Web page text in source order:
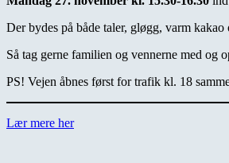
Der bydes på både taler, gløgg, varm
Så tag gerne familien og vennerne med og
PS! Vejen åbnes først for trafik kl. 18
Lær mere her